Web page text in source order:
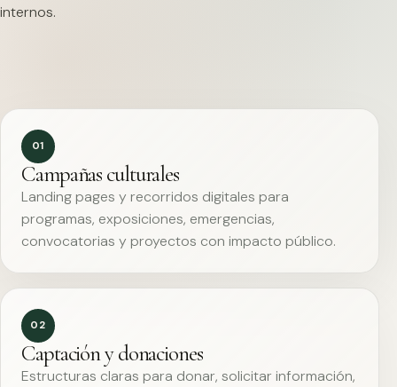
internos.
01
Campañas culturales
Landing pages y recorridos digitales para
programas, exposiciones, emergencias,
convocatorias y proyectos con impacto público.
02
Captación y donaciones
Estructuras claras para donar, solicitar información,